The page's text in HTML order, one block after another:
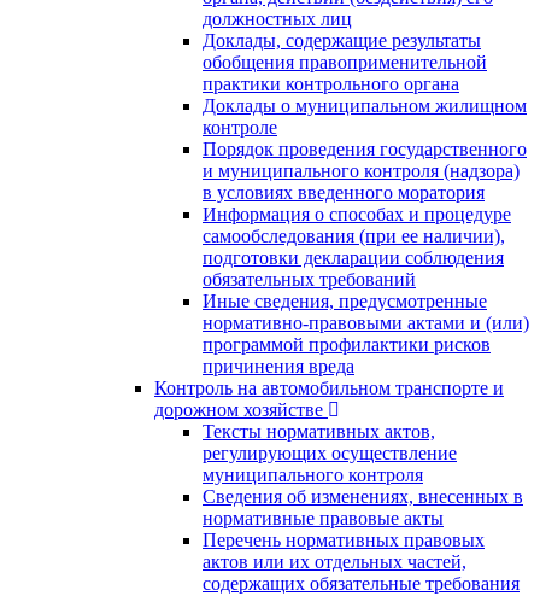
должностных лиц
Доклады, содержащие результаты
обобщения правоприменительной
практики контрольного органа
Доклады о муниципальном жилищном
контроле
Порядок проведения государственного
и муниципального контроля (надзора)
в условиях введенного моратория
Информация о способах и процедуре
самообследования (при ее наличии),
подготовки декларации соблюдения
обязательных требований
Иные сведения, предусмотренные
нормативно-правовыми актами и (или)
программой профилактики рисков
причинения вреда
Контроль на автомобильном транспорте и
дорожном хозяйстве
Тексты нормативных актов,
регулирующих осуществление
муниципального контроля
Сведения об изменениях, внесенных в
нормативные правовые акты
Перечень нормативных правовых
актов или их отдельных частей,
содержащих обязательные требования